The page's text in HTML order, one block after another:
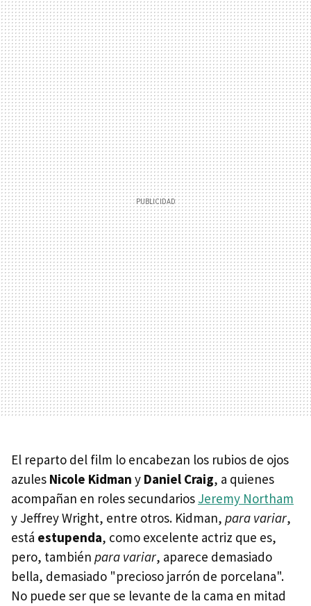
El reparto del film lo encabezan los rubios de ojos
azules Nicole Kidman y Daniel Craig, a quienes
acompañan en roles secundarios Jeremy Northam
y Jeffrey Wright, entre otros. Kidman, para variar,
está estupenda, como excelente actriz que es,
pero, también para variar, aparece demasiado
bella, demasiado "precioso jarrón de porcelana".
No puede ser que se levante de la cama en mitad